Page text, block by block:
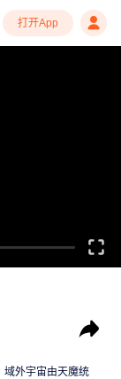
打开App
域外宇宙由天魔统